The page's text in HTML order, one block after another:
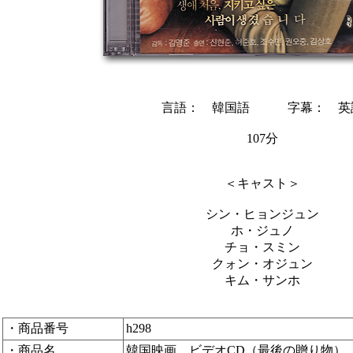
言語： 韓国語 字幕： 英
107分
＜キャスト＞
シン・ヒョンジュン
ホ・ジュノ
チョ・スミン
クォン・オジュン
キム・サンホ
・商品番号
h298